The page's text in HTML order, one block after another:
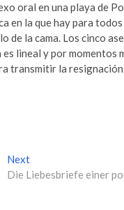
oral en una playa de
en la que hay para
de la cama. Los cinco
lineal y por momentos
transmitir la
Next
e
Die Liebesbriefe einer